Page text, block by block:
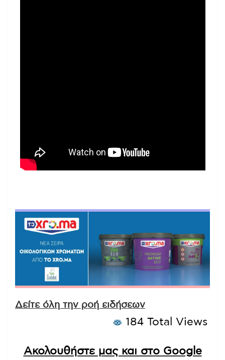
Δείτε όλη την ροή ειδήσεων
184 Total Views
Ακολουθήστε μας και στο Google